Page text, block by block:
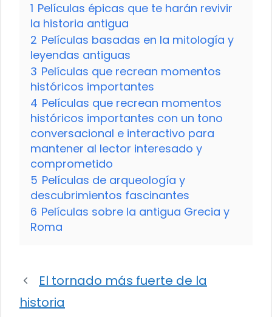
1 Películas épicas que te harán revivir
la historia antigua
2 Películas basadas en la mitología y
leyendas antiguas
3 Películas que recrean momentos
históricos importantes
4 Películas que recrean momentos
históricos importantes con un tono
conversacional e interactivo para
mantener al lector interesado y
comprometido
5 Películas de arqueología y
descubrimientos fascinantes
6 Películas sobre la antigua Grecia y
Roma
El tornado más fuerte de la
historia